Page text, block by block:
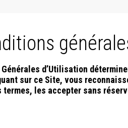
d’Utilisation
sur ce Site, vous
termes, les accepter sans